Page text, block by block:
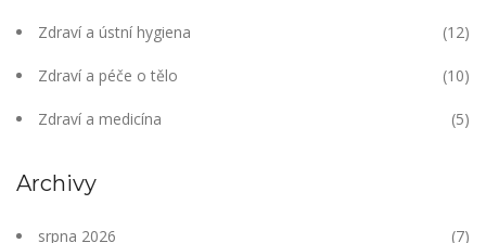
Zdraví a ústní hygiena (12)
Zdraví a péče o tělo (10)
Zdraví a medicína (5)
Archivy
srpna 2026 (7)